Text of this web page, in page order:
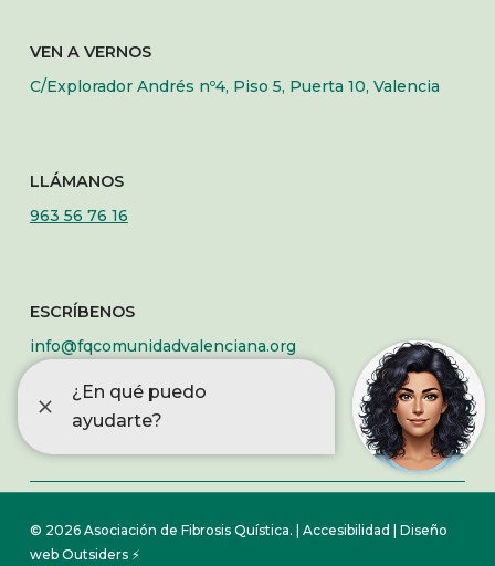
VEN A VERNOS
C/Explorador Andrés nº4, Piso 5, Puerta 10, Valencia
LLÁMANOS
963 56 76 16
ESCRÍBENOS
info@fqcomunidadvalenciana.org
© 2026 Asociación de Fibrosis Quística. | Accesibilidad | Diseño
web Outsiders ⚡